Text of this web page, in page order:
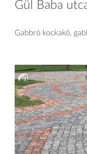
Gül Baba
Gabbró kockakő,